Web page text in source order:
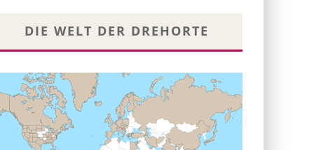
DIE WELT DER DREHORTE